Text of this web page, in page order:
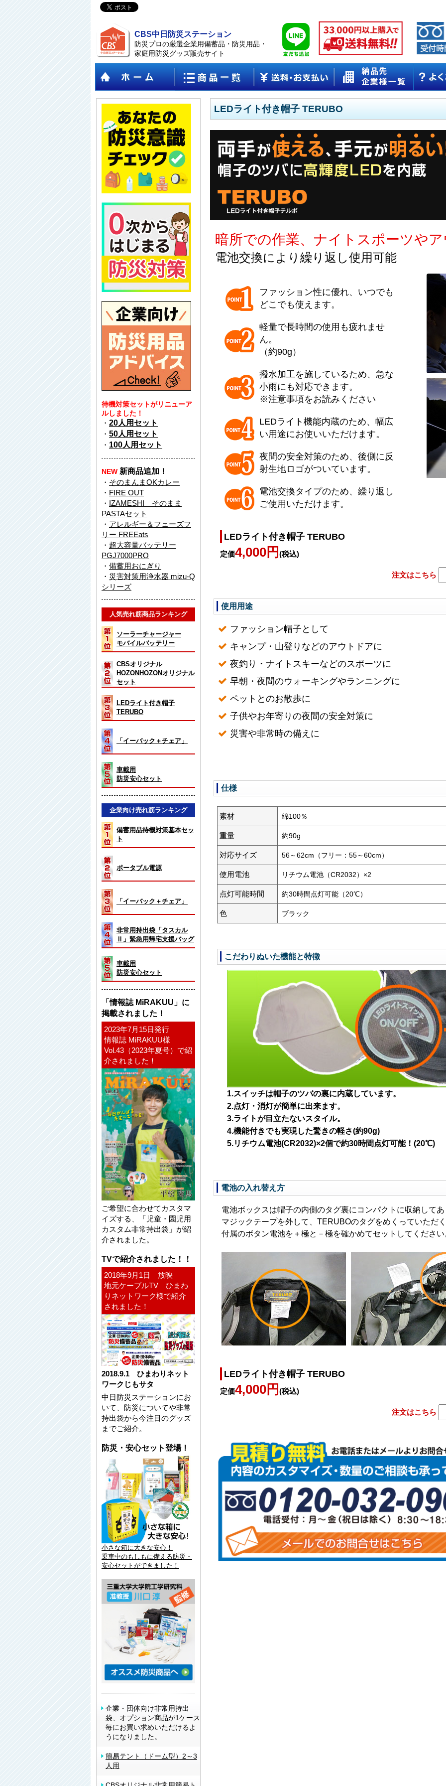
CBS中日防災ステーション
防災プロの厳選企業用備蓄品・防災用品・
家庭用防災グッズ販売サイト
LEDライト付き帽子 TERUBO
暗所での作業、ナイトスポーツや
電池交換により繰り返し使用可能
ファッション性に優れ、いつでも
どこでも使えます。
軽量で長時間の使用も疲れませ
ん。
（約90g）
撥水加工を施しているため、急な
小雨にも対応できます。
※注意事項をお読みください
LEDライト機能内蔵のため、幅広
い用途にお使いいただけます。
夜間の安全対策のため、後側に反
射生地ロゴがついています。
電池交換タイプのため、繰り返し
ご使用いただけます。
LEDライト付き帽子 TERUBO
定価4,000円 (税込)
注文はこちら
使用用途
ファッション帽子として
キャンプ・山登りなどのアウトドアに
夜釣り・ナイトスキーなどのスポーツに
早朝・夜間のウォーキングやランニングに
ペットとのお散歩に
子供やお年寄りの夜間の安全対策に
災害や非常時の備えに
仕様
素材 綿100％
重量 約90g
対応サイズ 56～62cm（フリー：55～60cm）
使用電池 リチウム電池（CR2032）×2
点灯可能時間 約30時間点灯可能（20℃）
色 ブラック
こだわりぬいた機能と特徴
1.スイッチは帽子のツバの裏に内蔵しています。
2.点灯・消灯が簡単に出来ます。
3.ライトが目立たないスタイル。
4.機能付きでも実現した驚きの軽さ(約90g)
5.リチウム電池(CR2032)×2個で約30時間点灯可能！(20℃)
電池の入れ替え方
電池ボックスは帽子の内側のタグ裏にコンパクトに収納して
マジックテープを外して、TERUBOのタグをめくっていただ
付属のボタン電池を＋極と－極を確かめてセットしてくださ
LEDライト付き帽子 TERUBO
定価4,000円 (税込)
注文はこちら
待機対策セットがリニューア
ルしました！
・ 20人用セット
・ 50人用セット
・ 100人用セット
NEW 新商品追加！
・ そのまんまOKカレー
・ FIRE OUT
・ IZAMESHI そのまま
PASTAセット
・ アレルギー＆フェーズフ
リー FREEats
・ 超大容量バッテリー
PGJ7000PRO
・ 備蓄用おにぎり
・ 災害対策用浄水器 mizu-Q
シリーズ
人気売れ筋商品ランキング
ソーラーチャージャー
モバイルバッテリー
CBSオリジナル
HOZONHOZONオリジナル
セット
LEDライト付き帽子
TERUBO
「イーバック＋チェア」
車載用
防災安心セット
企業向け売れ筋ランキング
備蓄用品待機対策基本セッ
ト
ポータブル電源
「イーバック＋チェア」
非常用持出袋「タスカル
Ⅱ」緊急用帰宅支援バッグ
車載用
防災安心セット
「情報誌 MiRAKUU」に
掲載されました！
2023年7月15日発行
情報誌 MiRAKUU様
Vol.43（2023年夏号）で紹
介されました！
ご希望に合わせてカスタマ
イズする、「児童・園児用
カスタム非常持出袋」が紹
介されました。
TVで紹介されました！！
2018年9月1日 放映
地元ケーブルTV ひまわ
りネットワーク様で紹介
されました！
2018.9.1 ひまわりネット
ワークじもサタ
中日防災ステーションにお
いて、防災についてや非常
持出袋から今注目のグッズ
までご紹介。
防災・安心セット登場！
小さな箱に大きな安心！
乗車中のもしもに備える防災・
安心セットができました！
企業・団体向け非常用持出
袋、オプション商品が1ケース
毎にお買い求めいただけるよ
うになりました。
簡易テント（ドーム型）2～3
人用